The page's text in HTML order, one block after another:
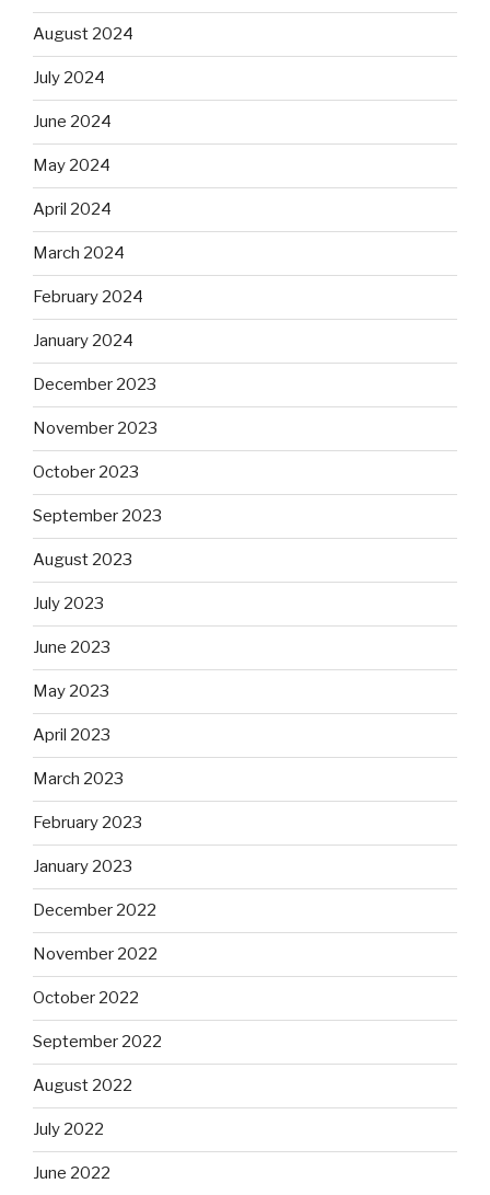
August 2024
July 2024
June 2024
May 2024
April 2024
March 2024
February 2024
January 2024
December 2023
November 2023
October 2023
September 2023
August 2023
July 2023
June 2023
May 2023
April 2023
March 2023
February 2023
January 2023
December 2022
November 2022
October 2022
September 2022
August 2022
July 2022
June 2022